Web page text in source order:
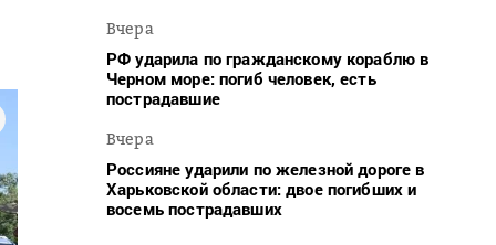
Вчера
РФ ударила по гражданскому кораблю в
Черном море: погиб человек, есть
пострадавшие
Вчера
Россияне ударили по железной дороге в
Харьковской области: двое погибших и
восемь пострадавших